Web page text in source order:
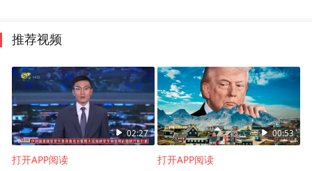
推荐视频
02:27
打开APP阅读
00:53
打开APP阅读